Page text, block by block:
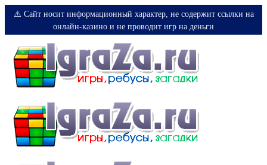
⚠️ Сайт носит информационный характер, не содержит ссылки на
онлайн-казино и не проводит игр на деньги